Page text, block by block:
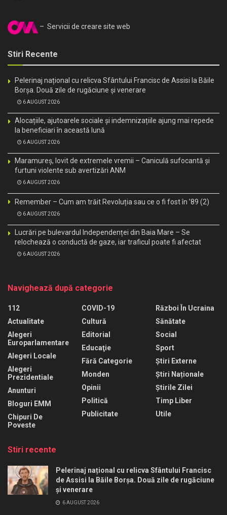
– Servicii de creare site web
Stiri Recente
Pelerinaj național cu relicva Sfântului Francisc de Assisi la Băile
Borșa. Două zile de rugăciune și venerare
6 AUGUST 2026
Alocațiile, ajutoarele sociale și indemnizațiile ajung mai repede
la beneficiari în această lună
6 AUGUST 2026
Maramureș, lovit de extremele vremii – Caniculă sufocantă și
furtuni violente sub avertizări ANM
6 AUGUST 2026
Remember – Cum am trăit Revoluția sau ce o fi fost în ’89 (2)
6 AUGUST 2026
Lucrări pe bulevardul Independenței din Baia Mare – Se
relochează o conductă de gaze, iar traficul poate fi afectat
6 AUGUST 2026
Navighează după categorie
112
Actualitate
Alegeri
Europarlamentare
Alegeri Locale
Alegeri
Prezidentiale
Anunturi
Bloguri EMM
Chipuri De
Poveste
COVID-19
Cultură
Editorial
Educaţie
Fără Categorie
Monden
Opinii
Politică
Publicitate
Război În Ucraina
Sănătate
Social
Sport
Știri Externe
Știri Naționale
Știrile Zilei
Timp Liber
Utile
Stiri recente
Pelerinaj național cu relicva Sfântului Francisc
de Assisi la Băile Borșa. Două zile de rugăciune
și venerare
6 AUGUST 2026